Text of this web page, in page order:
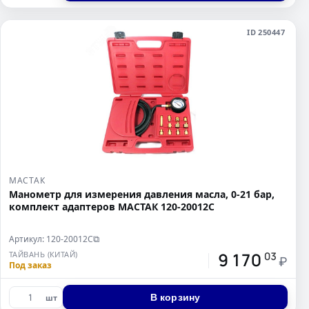
ID 250447
МАСТАК
Манометр для измерения давления масла, 0-21 бар,
комплект адаптеров МАСТАК 120-20012C
Артикул: 120-20012C⧉
ТАЙВАНЬ (КИТАЙ)
Под заказ 9 170 03 ₽
шт В корзину